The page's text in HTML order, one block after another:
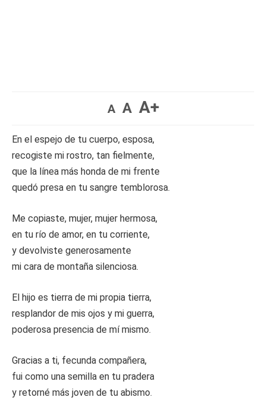
A A A+
En el espejo de tu cuerpo, esposa,
recogiste mi rostro, tan fielmente,
que la línea más honda de mi frente
quedó presa en tu sangre temblorosa.
Me copiaste, mujer, mujer hermosa,
en tu río de amor, en tu corriente,
y devolviste generosamente
mi cara de montaña silenciosa.
El hijo es tierra de mi propia tierra,
resplandor de mis ojos y mi guerra,
poderosa presencia de mí mismo.
Gracias a ti, fecunda compañera,
fui como una semilla en tu pradera
y retorné más joven de tu abismo.